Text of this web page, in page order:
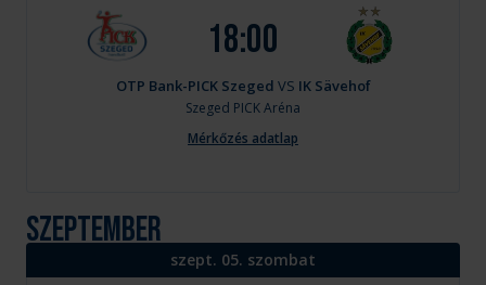
18:00
OTP Bank-PICK Szeged VS IK Sävehof
Szeged PICK Aréna
Mérkőzés adatlap
szeptember
szept. 05. szombat